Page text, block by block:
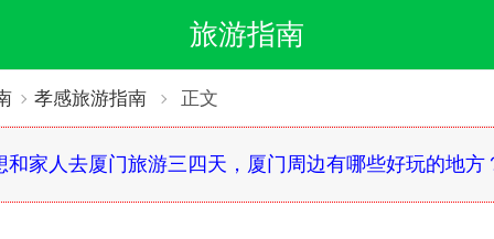
旅游指南
孝感旅游指南 正文
和家人去厦门旅游三四天，厦门周边有哪些好玩的地方